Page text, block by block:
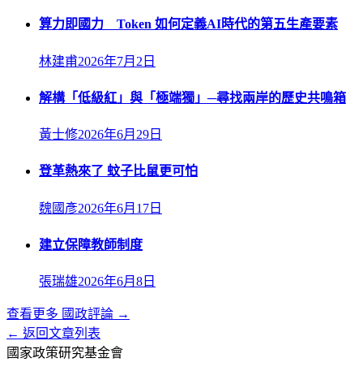
算力即國力 Token 如何定義AI時代的第五生產要素
林建甫2026年7月2日
解構「低級紅」與「極端獨」─尋找兩岸的歷史共鳴箱
黃士修2026年6月29日
登革熱來了 蚊子比鼠更可怕
魏國彥2026年6月17日
建立保障教師制度
張瑞雄2026年6月8日
查看更多 國政評論 →
← 返回文章列表
國家政策研究基金會